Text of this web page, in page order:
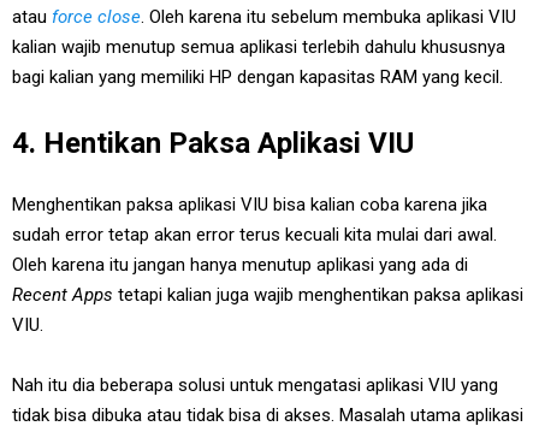
atau force close. Oleh karena itu sebelum membuka aplikasi VIU
kalian wajib menutup semua aplikasi terlebih dahulu khususnya
bagi kalian yang memiliki HP dengan kapasitas RAM yang kecil.
4. Hentikan Paksa Aplikasi VIU
Menghentikan paksa aplikasi VIU bisa kalian coba karena jika
sudah error tetap akan error terus kecuali kita mulai dari awal.
Oleh karena itu jangan hanya menutup aplikasi yang ada di
Recent Apps tetapi kalian juga wajib menghentikan paksa aplikasi
VIU.
Nah itu dia beberapa solusi untuk mengatasi aplikasi VIU yang
tidak bisa dibuka atau tidak bisa di akses. Masalah utama aplikasi